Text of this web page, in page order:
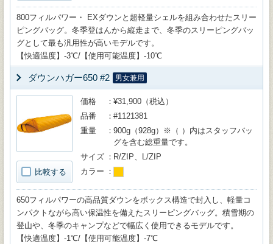
800フィルパワー・ EXダウンと超軽量シェルを組み合わせたスリー
ピングバッグ。冬季登はんから縦走まで、冬季のスリーピングバッ
グとして最も汎用性が高いモデルです。
【快適温度】-3℃/【使用可能温度】-10℃
ダウンハガー650 #2 男女兼用
比較する
価格
¥31,900（税込）
品番
#1121381
重量
900g（928g）※（ ）内はスタッフバッ
グを含む総重量です。
サイズ
R/ZIP、L/ZIP
カラー
650フィルパワーの高品質ダウンをボックス構造で封入し、軽量コ
ンパクトながら高い保温性を備えたスリーピングバッグ。積雪期の
登山や、冬季のキャンプなどで幅広く使用できるモデルです。
【快適温度】-1℃/【使用可能温度】-7℃